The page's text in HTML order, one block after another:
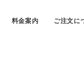
料金案内
ご注文に